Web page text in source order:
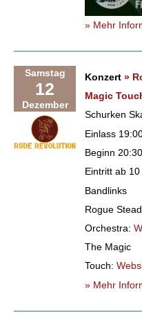
» Mehr
Samstag
12
Dezember
Konzert »
Magic
Schurken
Einlass
Beginn
Eintritt ab 10
Bandlinks
Rogue
Orchestra:
The Magic
Touch:
» Mehr